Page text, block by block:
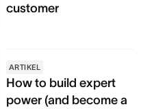
customer
ARTIKEL
How to build expert
power (and become a